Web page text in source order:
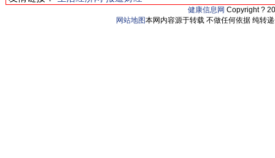
健康信息网 Copyright ?
网站地图本网内容源于转载 不做任何依据 纯转